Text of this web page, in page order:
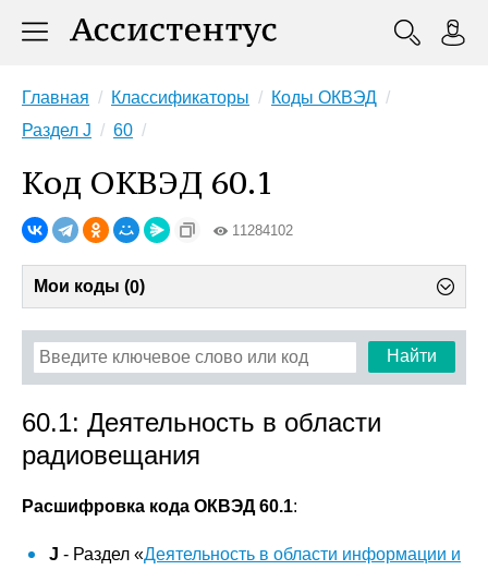
Главная Классификаторы
Коды ОКВЭД
Раздел J
60
Код ОКВЭД 60.1
11284102
Мои коды (0)
Найти
60.1: Деятельность в области
радиовещания
Расшифровка кода ОКВЭД 60.1:
J - Раздел «Деятельность в области информации и